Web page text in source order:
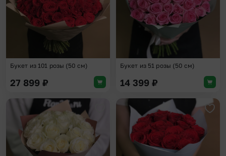
Букет из 101 розы (50 см)
27 899 ₽
Букет из 51 розы (50 см)
14 399 ₽
Добавить в избранное